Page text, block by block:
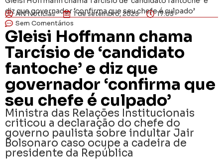
diz que governador ‘confirma que seu chefe é culpado’
AN Notícias 1 de setembro, 2025
17:03
Sem Comentários
Gleisi Hoffmann chama
Tarcísio de ‘candidato
fantoche’ e diz que
governador ‘confirma que
seu chefe é culpado’
Ministra das Relações Institucionais
criticou a declaração do chefe do
governo paulista sobre indultar Jair
Bolsonaro caso ocupe a cadeira de
presidente da República